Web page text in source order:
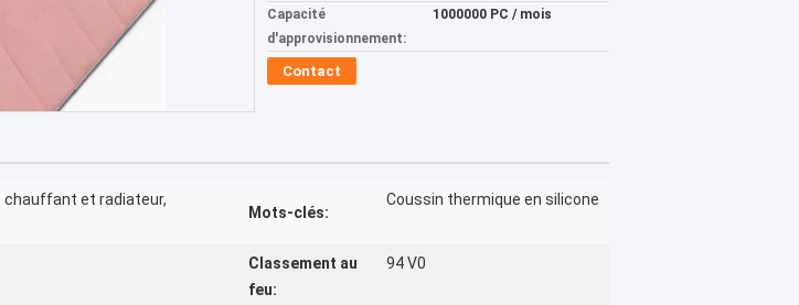
Capacité
d'approvisionnement:
1000000 PC / mois
Contact
chauffant et radiateur,
Mots-clés:
Coussin thermique en silicone
Classement au
feu:
94 V0